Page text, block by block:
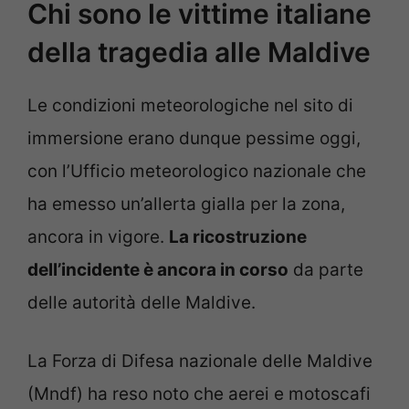
Chi sono le vittime italiane
della tragedia alle Maldive
Le condizioni meteorologiche nel sito di
immersione erano dunque pessime oggi,
con l’Ufficio meteorologico nazionale che
ha emesso un’allerta gialla per la zona,
ancora in vigore. La ricostruzione
dell’incidente è ancora in corso da parte
delle autorità delle Maldive.
La Forza di Difesa nazionale delle Maldive
(Mndf) ha reso noto che aerei e motoscafi